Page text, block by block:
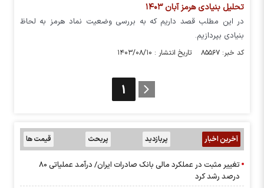
تحلیل بنیادی هرمز آبان ۱۴۰۳
در این مطلب قصد داریم که به بررسی وضعیت نماد هرمز به لحاظ
بنیادی بپردازیم.
کد خبر: ۸۵۵۶۷ تاریخ انتشار : ۱۴۰۳/۰۸/۱۰
1
آخرین اخبار پربازدید پربحث قیمت ها
تغییر مثبت در عملکرد مالی بانک صادرات ایران/ درآمد عملیاتی 80
درصد رشد کرد